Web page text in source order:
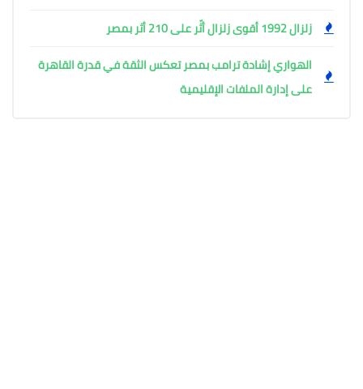
زلزال 1992 أقوى زلزال أثّر على 210 أثر بمصر
الهواري إشادة ترامب بمصر تعكس الثقة في قدرة القاهرة
على إدارة الملفات الإقليمية